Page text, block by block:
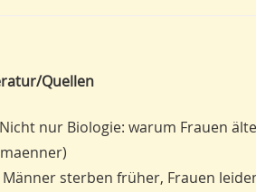
Quellen
Nicht nur Biologie: warum Frauen
Männer sterben früher, Frauen